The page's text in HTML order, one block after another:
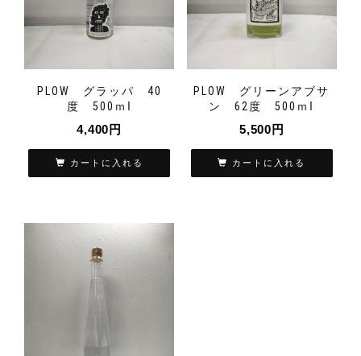
PLOW グラッパ 40
度 500ｍⅼ
4,400 円
カートに入れる
PLOW グリーンアブサ
ン 62度 500ｍⅼ
5,500 円
カートに入れる